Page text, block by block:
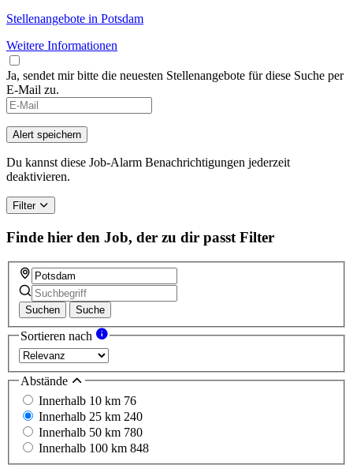
Stellenangebote in Potsdam
Weitere Informationen
Ja, sendet mir bitte die neuesten Stellenangebote für diese Suche per
E-Mail zu.
Alert speichern
Du kannst diese Job-Alarm Benachrichtigungen jederzeit
deaktivieren.
Filter
Finde hier den Job, der zu dir passt Filter
Suchen Suche
Sortieren nach
Abstände
Innerhalb 10 km 76
Innerhalb 25 km 240
Innerhalb 50 km 780
Innerhalb 100 km 848